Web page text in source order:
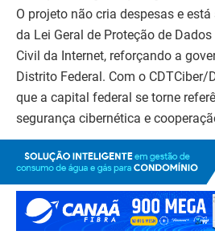
O projeto não cria despesas e
da Lei Geral de Proteção de
Civil da Internet, reforçando a
Distrito Federal. Com o CDTCiber/
que a capital federal se torne
segurança cibernética e